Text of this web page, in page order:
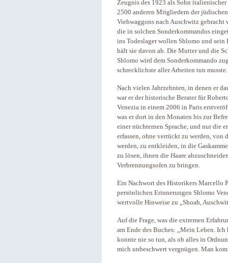
Zeugnis des 1923 als Sohn
2500 anderen Mitgliedern der
Viehwaggons nach Auschwitz
die in solchen Sonderkommandos
ins Todeslager wollen Shlomo und
hält sie davon ab. Die Mutter und die
Shlomo wird dem Sonderkommando
schrecklichste aller Arbeiten tun musste.
Nach vielen Jahrzehnten, in denen er
war er der historische Berater für
Venezia in einem 2006 in Paris
was er dort in den Monaten bis zur
einer nüchternen Sprache, und nur die
erfassen, ohne verrückt zu werden, von
werden, zu entkleiden, in die
zu lösen, ihnen die Haare
Verbrennungsofen zu bringen.
Ein Nachwort des Historikers Marcello
persönlichen Erinnerungen Shlomo
wertvolle Hinweise zu „Shoah,
Auf die Frage, was die extremen
am Ende des Buches: „Mein Leben.
konnte nie so tun, als ob alles in
mich unbeschwert vergnügen. Man